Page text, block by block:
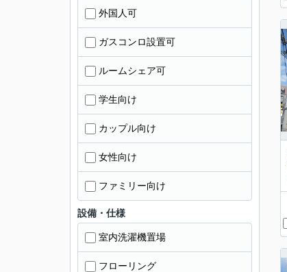
外国人可
ガスコンロ設置可
ルームシェア可
学生向け
カップル向け
女性向け
ファミリー向け
設備・仕様
室内洗濯機置場
フローリング